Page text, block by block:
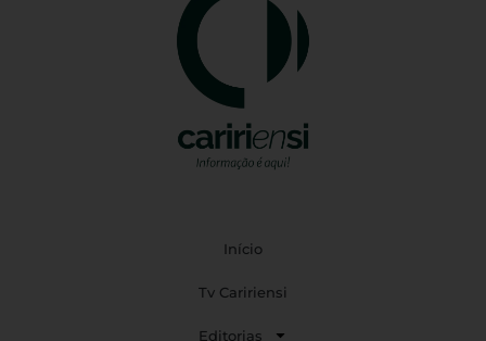
Início
Tv Caririensi
Editorias